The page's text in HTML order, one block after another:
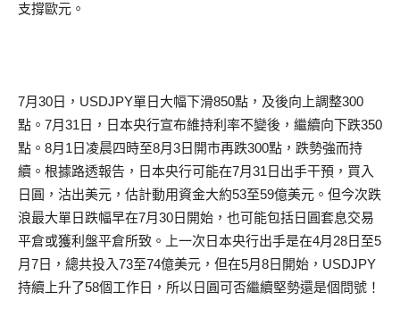
支撐歐元。
7月30日，USDJPY單日大幅下滑850點，及後向上調整300
點。7月31日，日本央行宣布維持利率不變後，繼續向下跌350
點。8月1日凌晨四時至8月3日開市再跌300點，跌勢強而持
續。根據路透報告，日本央行可能在7月31日出手干預，買入
日圓，沽出美元，估計動用資金大約53至59億美元。但今次跌
浪最大單日跌幅早在7月30日開始，也可能包括日圓套息交易
平倉或獲利盤平倉所致。上一次日本央行出手是在4月28日至5
月7日，總共投入73至74億美元，但在5月8日開始，USDJPY
持續上升了58個工作日，所以日圓可否繼續堅勢還是個問號！